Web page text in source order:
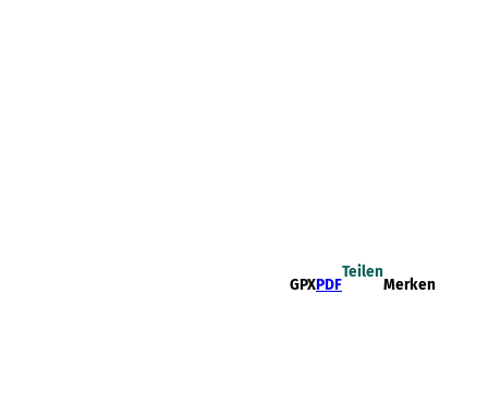
GPXPDF
Teilen
Merken